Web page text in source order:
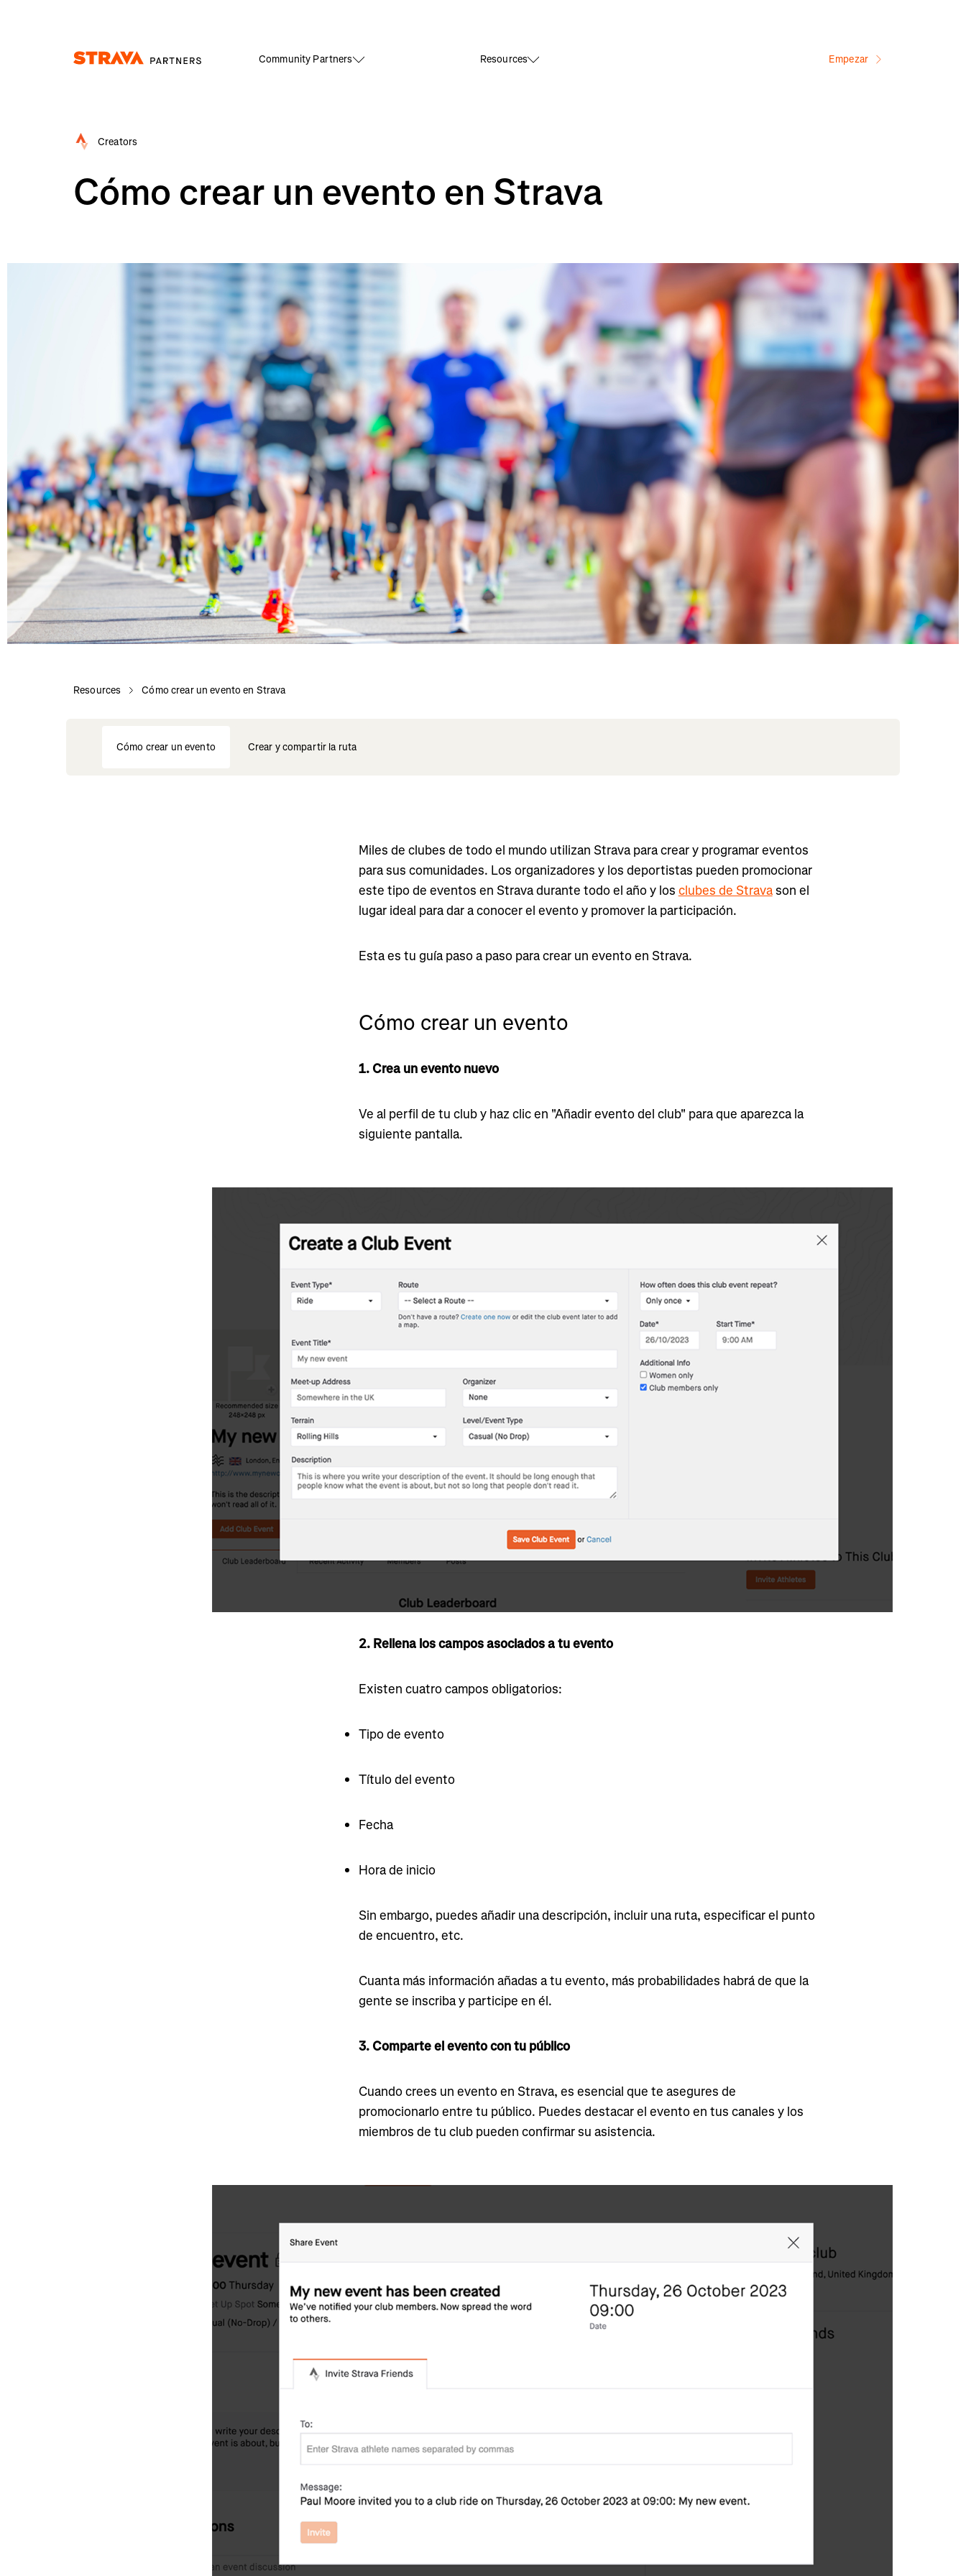
Community Partners Resources Empezar
Creators
Cómo crear un evento en Strava
Resources Cómo crear un evento en Strava
Cómo crear un evento Crear y compartir la ruta
Miles de clubes de todo el mundo utilizan Strava para crear y programar eventos
para sus comunidades. Los organizadores y los deportistas pueden promocionar
este tipo de eventos en Strava durante todo el año y los clubes de Stravason el
lugar ideal para dar a conocer el evento y promover la participación.
Esta es tu guía paso a paso para crear un evento en Strava.
Cómo crear un evento
1. Crea un evento nuevo
Ve al perfil de tu club y haz clic en "Añadir evento del club" para que aparezca la
siguiente pantalla.
2. Rellena los campos asociados a tu evento
Existen cuatro campos obligatorios:
Tipo de evento
Título del evento
Fecha
Hora de inicio
Sin embargo, puedes añadir una descripción, incluir una ruta, especificar el punto
de encuentro, etc.
Cuanta más información añadas a tu evento, más probabilidades habrá de que la
gente se inscriba y participe en él.
3. Comparte el evento con tu público
Cuando crees un evento en Strava, es esencial que te asegures de
promocionarlo entre tu público. Puedes destacar el evento en tus canales y los
miembros de tu club pueden confirmar su asistencia.